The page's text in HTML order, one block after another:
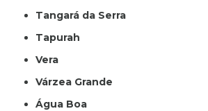
Tangará da Serra
Tapurah
Vera
Várzea Grande
Água Boa